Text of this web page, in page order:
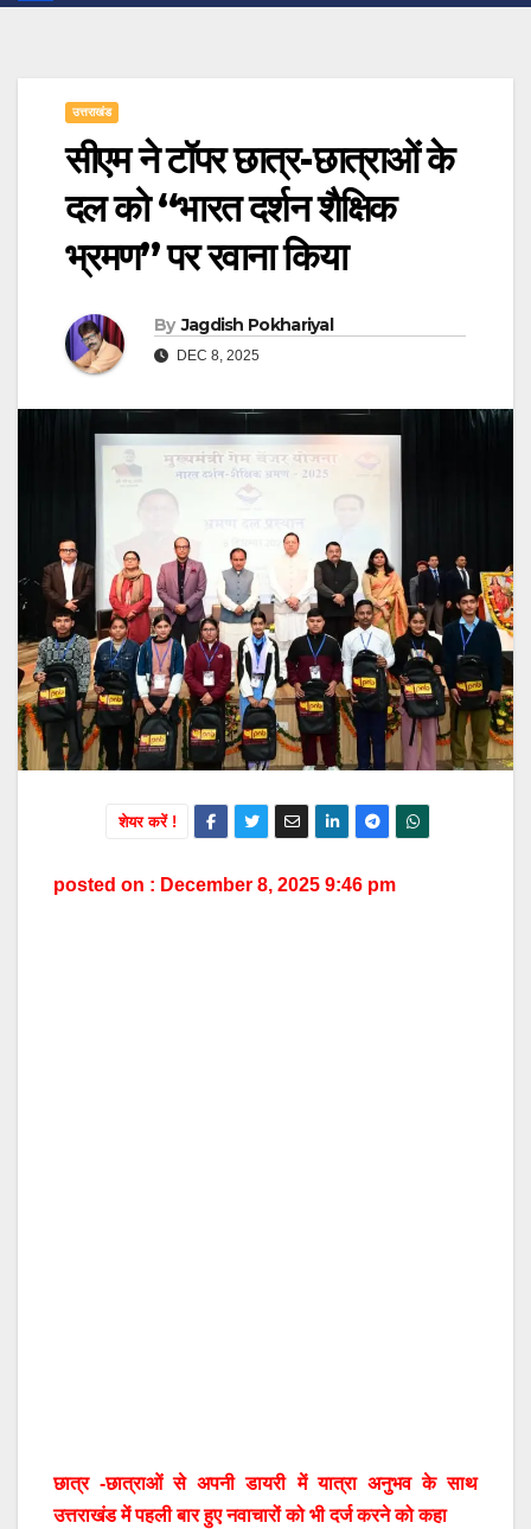
उत्तराखंड
सीएम ने टॉपर छात्र-छात्राओं के
दल को “भारत दर्शन शैक्षिक
भ्रमण” पर रवाना किया
By Jagdish Pokhariyal
DEC 8, 2025
शेयर करें !
posted on : December 8, 2025 9:46 pm
छात्र -छात्राओं से अपनी डायरी में यात्रा अनुभव के साथ
उत्तराखंड में पहली बार हुए नवाचारों को भी दर्ज करने को कहा